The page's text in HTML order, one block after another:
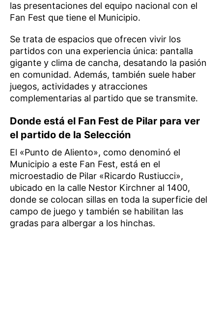
las presentaciones del equipo nacional con el
Fan Fest que tiene el Municipio.
Se trata de espacios que ofrecen vivir los
partidos con una experiencia única: pantalla
gigante y clima de cancha, desatando la pasión
en comunidad. Además, también suele haber
juegos, actividades y atracciones
complementarias al partido que se transmite.
Donde está el Fan Fest de Pilar para ver
el partido de la Selección
El «Punto de Aliento», como denominó el
Municipio a este Fan Fest, está en el
microestadio de Pilar «Ricardo Rustiucci»,
ubicado en la calle Nestor Kirchner al 1400,
donde se colocan sillas en toda la superficie del
campo de juego y también se habilitan las
gradas para albergar a los hinchas.